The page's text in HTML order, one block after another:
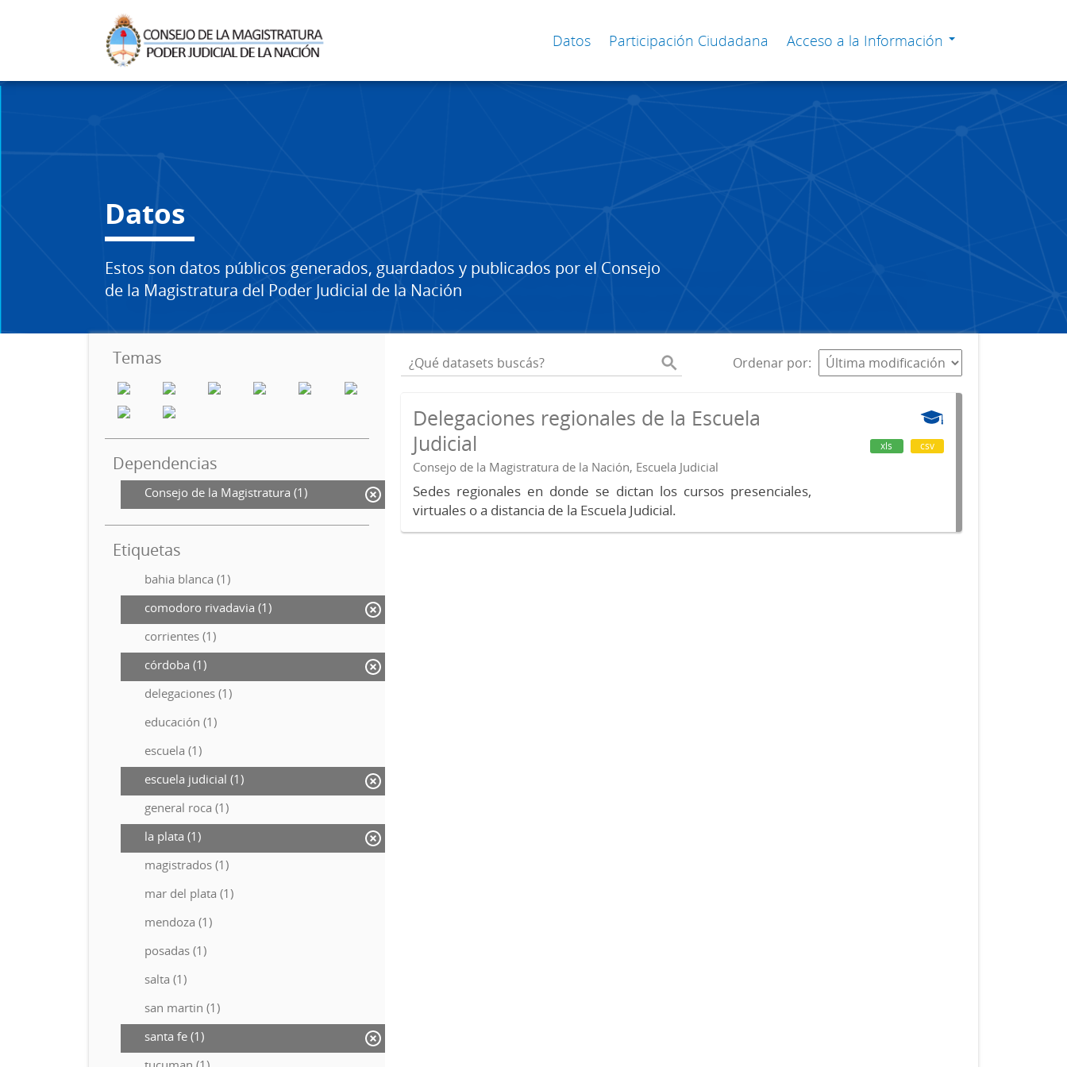
Datos Participación Ciudadana Acceso a la Información
Datos
Estos son datos públicos generados, guardados y publicados por el Consejo
de la Magistratura del Poder Judicial de la Nación
Temas
Dependencias
Consejo de la Magistratura (1)
Etiquetas
bahia blanca (1)
comodoro rivadavia (1)
corrientes (1)
córdoba (1)
delegaciones (1)
educación (1)
escuela (1)
escuela judicial (1)
general roca (1)
la plata (1)
magistrados (1)
mar del plata (1)
mendoza (1)
posadas (1)
salta (1)
san martin (1)
santa fe (1)
Ordenar por
Delegaciones regionales de la Escuela
Judicial
Consejo de la Magistratura de la Nación, Escuela Judicial
Sedes regionales en donde se dictan los cursos presenciales,
virtuales o a distancia de la Escuela Judicial.
xls csv